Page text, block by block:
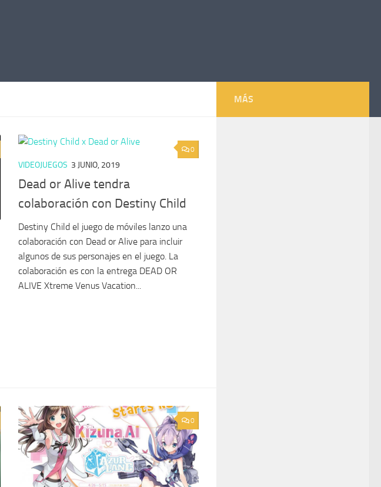
0
VIDEOJUEGOS 3 JUNIO, 2019
Dead or Alive tendra
colaboración con Destiny Child
Destiny Child el juego de móviles lanzo una
colaboración con Dead or Alive para incluir
algunos de sus personajes en el juego. La
colaboración es con la entrega DEAD OR
ALIVE Xtreme Venus Vacation...
0
MÁS